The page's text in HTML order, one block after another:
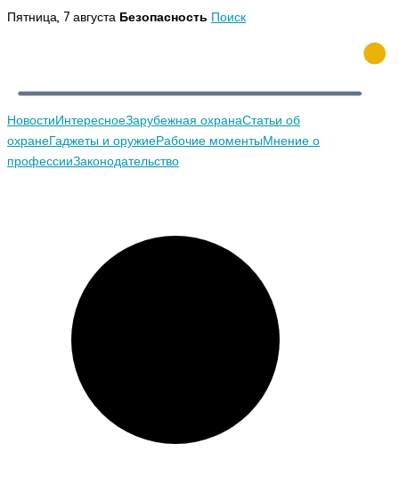
Перейти
Пятница, 7 августа Безопасность Поиск
НовостиИнтересноеЗарубежная охранаСтатьи об
охранеГаджеты и оружиеРабочие моментыМнение о
профессииЗаконодательство